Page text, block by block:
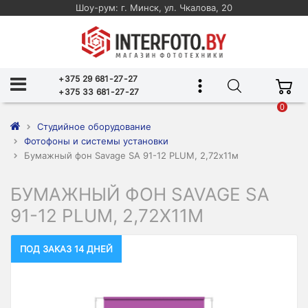
Шоу-рум: г. Минск, ул. Чкалова, 20
+375 29 681-27-27
+375 33 681-27-27
0
Студийное оборудование
Фотофоны и системы установки
Бумажный фон Savage SA 91-12 PLUM, 2,72х11м
БУМАЖНЫЙ ФОН SAVAGE SA
91-12 PLUM, 2,72Х11М
ПОД ЗАКАЗ 14 ДНЕЙ